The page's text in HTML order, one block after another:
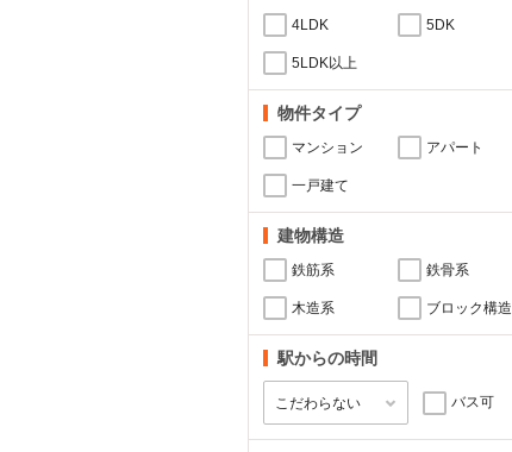
4LDK 5DK
5LDK以上
物件タイプ
マンション アパート
一戸建て
建物構造
鉄筋系 鉄骨系
木造系 ブロック構造
駅からの時間
バス可